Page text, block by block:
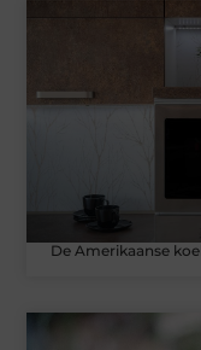
De Amerikaanse